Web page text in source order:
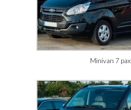
Minivan 7 pax